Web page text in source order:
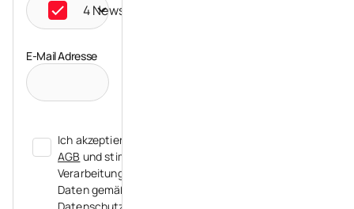
4 Newsletter ausgewählt
E-Mail Adresse
Ich akzeptiere die
AGB und stimme der
Verarbeitung meiner
Daten gemäß der